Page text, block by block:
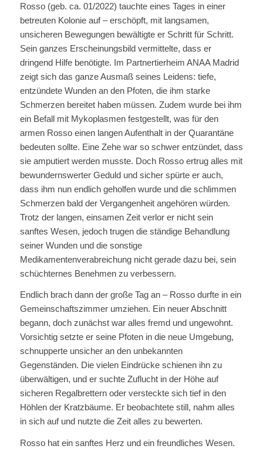
Rosso (geb. ca. 01/2022) tauchte eines Tages in einer
betreuten Kolonie auf – erschöpft, mit langsamen,
unsicheren Bewegungen bewältigte er Schritt für Schritt.
Sein ganzes Erscheinungsbild vermittelte, dass er
dringend Hilfe benötigte. Im Partnertierheim ANAA Madrid
zeigt sich das ganze Ausmaß seines Leidens: tiefe,
entzündete Wunden an den Pfoten, die ihm starke
Schmerzen bereitet haben müssen. Zudem wurde bei ihm
ein Befall mit Mykoplasmen festgestellt, was für den
armen Rosso einen langen Aufenthalt in der Quarantäne
bedeuten sollte. Eine Zehe war so schwer entzündet, dass
sie amputiert werden musste. Doch Rosso ertrug alles mit
bewundernswerter Geduld und sicher spürte er auch,
dass ihm nun endlich geholfen wurde und die schlimmen
Schmerzen bald der Vergangenheit angehören würden.
Trotz der langen, einsamen Zeit verlor er nicht sein
sanftes Wesen, jedoch trugen die ständige Behandlung
seiner Wunden und die sonstige
Medikamentenverabreichung nicht gerade dazu bei, sein
schüchternes Benehmen zu verbessern.
Endlich brach dann der große Tag an – Rosso durfte in ein
Gemeinschaftszimmer umziehen. Ein neuer Abschnitt
begann, doch zunächst war alles fremd und ungewohnt.
Vorsichtig setzte er seine Pfoten in die neue Umgebung,
schnupperte unsicher an den unbekannten
Gegenständen. Die vielen Eindrücke schienen ihn zu
überwältigen, und er suchte Zuflucht in der Höhe auf
sicheren Regalbrettern oder versteckte sich tief in den
Höhlen der Kratzbäume. Er beobachtete still, nahm alles
in sich auf und nutzte die Zeit alles zu bewerten.
Rosso hat ein sanftes Herz und ein freundliches Wesen.